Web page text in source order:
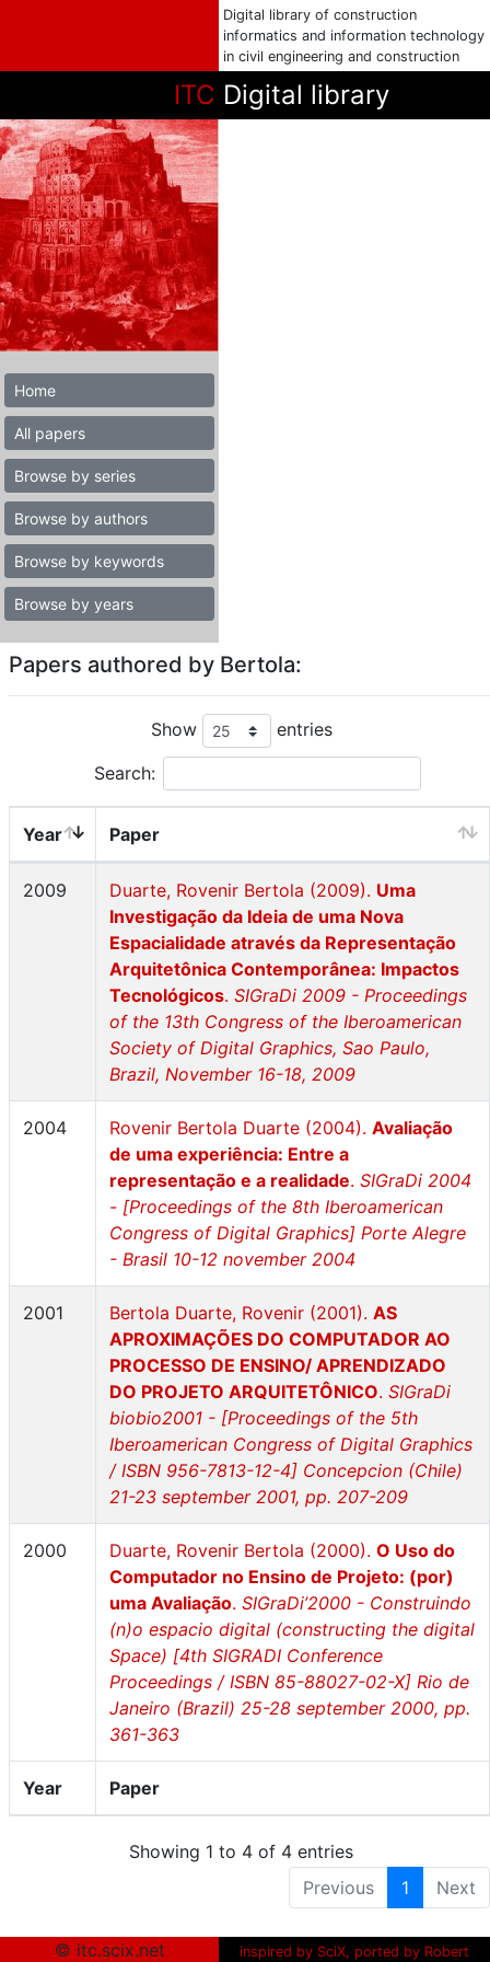
Digital library of construction
informatics and information technology
in civil engineering and construction
ITC Digital library
Home
All papers
Browse by series
Browse by authors
Browse by keywords
Browse by years
Papers authored by Bertola:
Show entries
Search:
Year Paper
Year Paper
2009 Duarte, Rovenir Bertola (2009). Uma
Investigação da Ideia de uma Nova
Espacialidade através da Representação
Arquitetônica Contemporânea: Impactos
Tecnológicos. SIGraDi 2009 - Proceedings
of the 13th Congress of the Iberoamerican
Society of Digital Graphics, Sao Paulo,
Brazil, November 16-18, 2009
2004 Rovenir Bertola Duarte (2004). Avaliação
de uma experiência: Entre a
representação e a realidade. SIGraDi 2004
- [Proceedings of the 8th Iberoamerican
Congress of Digital Graphics] Porte Alegre
- Brasil 10-12 november 2004
2001 Bertola Duarte, Rovenir (2001). AS
APROXIMAÇÕES DO COMPUTADOR AO
PROCESSO DE ENSINO/ APRENDIZADO
DO PROJETO ARQUITETÔNICO. SIGraDi
biobio2001 - [Proceedings of the 5th
Iberoamerican Congress of Digital Graphics
/ ISBN 956-7813-12-4] Concepcion (Chile)
21-23 september 2001, pp. 207-209
2000 Duarte, Rovenir Bertola (2000). O Uso do
Computador no Ensino de Projeto: (por)
uma Avaliação. SIGraDi’2000 - Construindo
(n)o espacio digital (constructing the digital
Space) [4th SIGRADI Conference
Proceedings / ISBN 85-88027-02-X] Rio de
Janeiro (Brazil) 25-28 september 2000, pp.
361-363
Showing 1 to 4 of 4 entries
Previous
1 Next
© itc.scix.net inspired by SciX, ported by Robert